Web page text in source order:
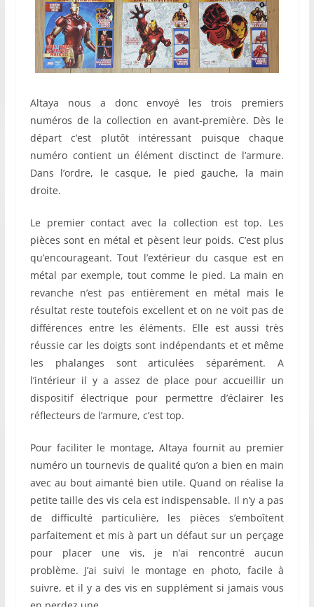
Altaya nous a donc envoyé les trois premiers
numéros de la collection en avant-première. Dès le
départ c’est plutôt intéressant puisque chaque
numéro contient un élément disctinct de l’armure.
Dans l’ordre, le casque, le pied gauche, la main
droite.
Le premier contact avec la collection est top. Les
pièces sont en métal et pèsent leur poids. C’est plus
qu’encourageant. Tout l’extérieur du casque est en
métal par exemple, tout comme le pied. La main en
revanche n’est pas entièrement en métal mais le
résultat reste toutefois excellent et on ne voit pas de
différences entre les éléments. Elle est aussi très
réussie car les doigts sont indépendants et et même
les phalanges sont articulées séparément. A
l’intérieur il y a assez de place pour accueillir un
dispositif électrique pour permettre d’éclairer les
réflecteurs de l’armure, c’est top.
Pour faciliter le montage, Altaya fournit au premier
numéro un tournevis de qualité qu’on a bien en main
avec au bout aimanté bien utile. Quand on réalise la
petite taille des vis cela est indispensable. Il n’y a pas
de difficulté particulière, les pièces s’emboîtent
parfaitement et mis à part un défaut sur un perçage
pour placer une vis, je n’ai rencontré aucun
problème. J’ai suivi le montage en photo, facile à
suivre, et il y a des vis en supplément si jamais vous